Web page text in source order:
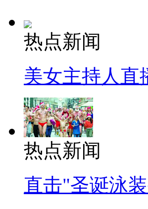
热点新闻
美女主持人直
热点新闻
直击"圣诞泳